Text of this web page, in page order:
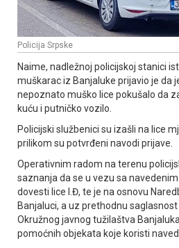
Policija Srpske
Naime, nadležnoj policijskoj stanici
muškarac iz Banjaluke prijavio je da
nepoznato muško lice pokušalo da
kuću i putničko vozilo.
Policijski službenici su izašli na lice
prilikom su potvrđeni navodi prijave.
Operativnim radom na terenu
saznanja da se u vezu sa
dovesti lice I.Đ, te je na osnovu
Banjaluci, a uz prethodnu
Okružnog javnog tužilaštva
pomoćnih objekata koje koristi